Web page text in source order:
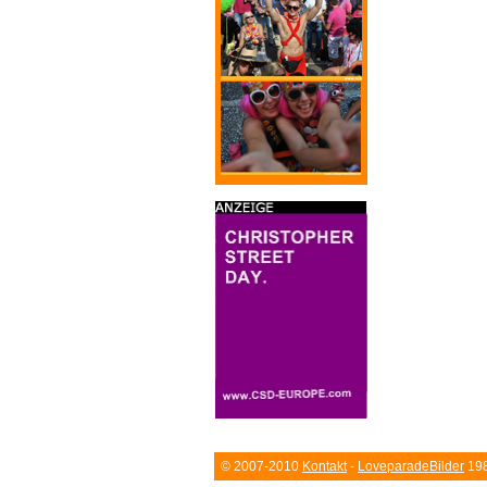
© 2007-2010 Kontakt- LoveparadeBilder